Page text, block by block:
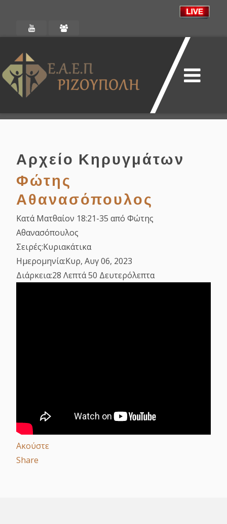
Αρχείο Κηρυγμάτων
Φώτης
Αθανασόπουλος
Κατά Ματθαίον 18:21-35 από Φώτης
Αθανασόπουλος
Σειρές:Κυριακάτικα
Ημερομηνία:Κυρ, Αυγ 06, 2023
Διάρκεια:28 Λεπτά 50 Δευτερόλεπτα
Ακούστε
Share